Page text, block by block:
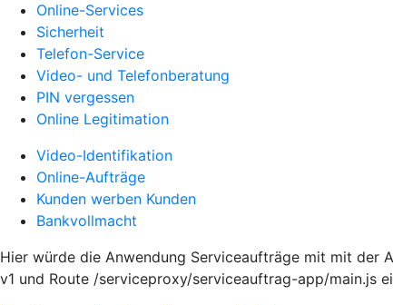
Online-Services
Sicherheit
Telefon-Service
Video- und Telefonberatung
PIN vergessen
Online Legitimation
Video-Identifikation
Online-Aufträge
Kunden werben Kunden
Bankvollmacht
Hier würde die Anwendung Serviceaufträge mit mit der
v1 und Route /serviceproxy/serviceauftrag-app/main.js